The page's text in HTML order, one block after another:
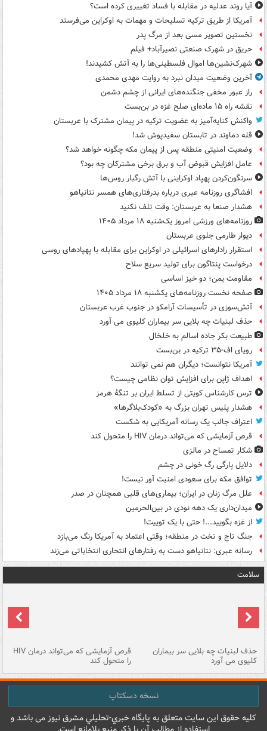
آیا روند عدلیه در مقابله با فساد تغییری کرده است؟
آمریکا از طریق ترکیه تسلیحات و مهمات به اوکراین می‌فرستد
نخستین تصویر مسی بعد از مرگ پدر
حریق در شهرک صنعتی نصیرآباد+ فیلم
شهرک‌نشین‌ها اموال فلسطینی‌ها را به آتش کشیدند!
آخرین وضعیت میدان نبرد به روایت مهدی محمدی
راز عبور مخفی جنگنده‌های ایرانی از چشم دشمن
نقشه راه ۱۵ ماده‌ای صلح غزه در بن‌بست
واکنش کنایه‌آمیز به عضویت ترکیه در پیمان مشترک با عربستان
قله دماوند در تابستان سفیدپوش شد!
وضعیت امنیتی منطقه پس از پیمان مکه چگونه خواهد شد؟
عامل افزایش قبوض آب و برق برخی مشترکان چه بود؟
سرنگون‌کردن پهپاد اوکراینی با آتش رگبار روس‌ها
افشاگری روزنامه عبری درباره بدرفتاری‌های همسر نتانیاهو
هشدار صنعا به عربستان: وقت تلف نکنید
روزنامه‌های ورزشی امروز یک‌شنبه ۱۸ مرداد ۱۴۰۵
دیوار طارمی جلوی عربستان
استقرار رادارهای اسرائیلی در اوکراین برای مقابله با پهپادهای روسی
درخواست پنتاگون برای تولید سریع سلاح
مقاومت یمن؛ دو خیز اساسی
صفحه نخست روزنامه‌های یکشنبه ۱۸ مرداد ۱۴۰۵
آتش‌سوزی در تأسیسات آرامکو در جنوب غرب عربستان
حذف لبنیات چه بلایی سر بیماران کلیوی می آورد
طبیعت بکر جاده اسالم به خلخال
رویای اف-۳۵ ترکیه در بن‌بست
آمریکا نتوانست؛ دیگران هم نمی توانند
اهداف ژاپن برای افزایش توان نظامی چیست؟
ترس کارشناس کویتی از تسلط ایران بر تنگۀ هرمز
هشدار پلیس تهران بزرگ به «کودک‌بلاگرها»
اعتراف جالب یک رسانه آمریکایی به شکست
قرص آزمایشی که می‌تواند درمان HIV را متحول کند
شکار تمساح در مالزی
دلایل پارگی رگ خونی در چشم
توافق مکه برای سعودی امنیت آور نیست!
علل مرگ زنان در ایران؛ بیماری‌های قلبی همچنان در صدر
میدان‌داری یک دهه نودی در بین‌الحرمین
از غزه بگویید...! حتی با یک توییت!
جنگ تاج و تخت در منطقه؛ وقتی اعتماد به آمریکا رنگ می‌بازد
رسانه عبری: نتانیاهو دست به رفتارهای انتحاری انتخاباتی می‌زند
سلامت
حذف لبنیات چه بلایی سر بیماران
کلیوی می آورد
قرص آزمایشی که می‌تواند درمان HIV
را متحول کند
نسخه دسکتاپ
کليه حقوق اين سايت متعلق به پایگاه خبري-تحليلي مشرق نيوز می باشد و